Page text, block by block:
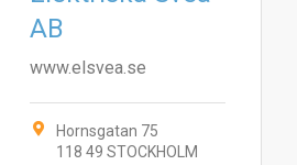
AB
www.elsvea.se
Hornsgatan 75
118 49 STOCKHOLM